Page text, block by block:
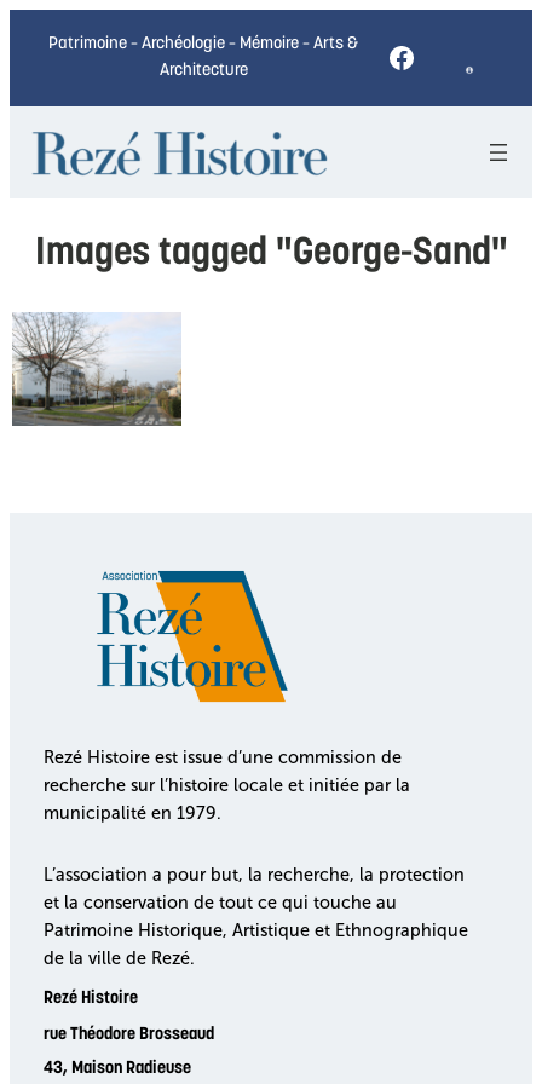
Patrimoine – Archéologie – Mémoire – Arts &
Architecture
Facebook
Images tagged "George-Sand"
Rezé Histoire est issue d’une commission de
recherche sur l’histoire locale et initiée par la
municipalité en 1979.
L’association a pour but, la recherche, la protection
et la conservation de tout ce qui touche au
Patrimoine Historique, Artistique et Ethnographique
de la ville de Rezé.
Rezé Histoire
rue Théodore Brosseaud
43, Maison Radieuse